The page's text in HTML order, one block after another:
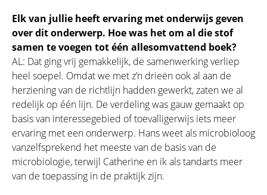
Elk van jullie heeft ervaring met onderwijs geven
over dit onderwerp. Hoe was het om al die stof
samen te voegen tot één allesomvattend boek?
AL: Dat ging vrij gemakkelijk, de samenwerking verliep
heel soepel. Omdat we met z’n drieën ook al aan de
herziening van de richtlijn hadden gewerkt, zaten we al
redelijk op één lijn. De verdeling was gauw gemaakt op
basis van interessegebied of toevalligerwijs iets meer
ervaring met een onderwerp. Hans weet als microbioloog
vanzelfsprekend het meeste van de basis van de
microbiologie, terwijl Catherine en ik als tandarts meer
van de toepassing in de praktijk zijn.